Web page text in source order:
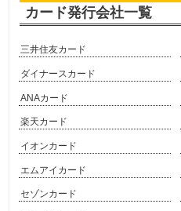
カード発行会社一覧
三井住友カード
ダイナースカード
ANAカード
楽天カード
イオンカード
エムアイカード
セゾンカード